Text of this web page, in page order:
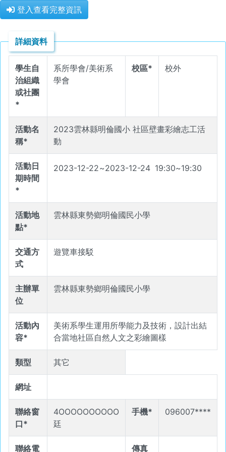
登入查看完整資訊
詳細資料
學生自
治組織
或社團
*
系所學會/美術系
學會
校區* 校外
活動名
稱*
2023雲林縣明倫國小 社區壁畫彩繪志工活
動
活動日
期時間
*
2023-12-22~2023-12-24 19:30~19:30
活動地
點*
雲林縣東勢鄉明倫國民小學
交通方
式
遊覽車接駁
主辦單
位
雲林縣東勢鄉明倫國民小學
活動內
容*
美術系學生運用所學能力及技術，設計出結
合當地社區自然人文之彩繪圖樣
類型 其它
網址
聯絡窗
口*
4OOOOOOOOOO
廷
手機* 096007****
聯絡電 傳真